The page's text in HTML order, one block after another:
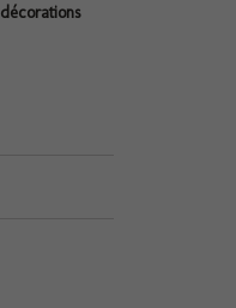
décorations